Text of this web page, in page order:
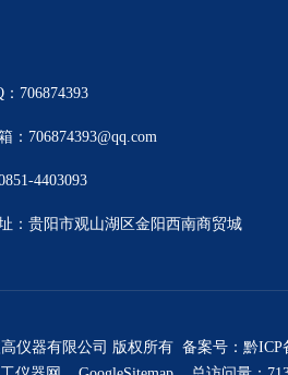
706874393
：706874393@qq.com
4403093
：贵阳市观山湖区金阳西南商贸城
仪器有限公司 版权所有 备案号： 黔ICP